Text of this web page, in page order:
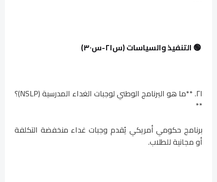
🟢 التنفيذ والسياسات (س٢١-س٣٠)
٢١. **ما هو البرنامج الوطني لوجبات الغداء المدرسية (NSLP)؟
**
برنامج حكومي أمريكي يُقدم وجبات غداء منخفضة التكلفة
أو مجانية للطلاب.